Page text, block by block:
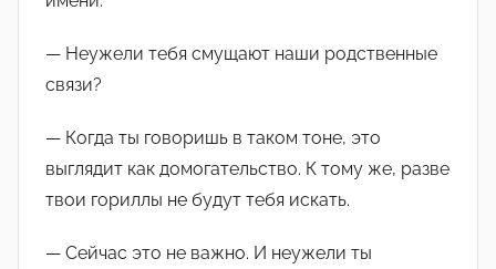
— Неужели тебя смущают наши родственные
связи?
— Когда ты говоришь в таком тоне, это
выглядит как домогательство. К тому же, разве
твои гориллы не будут тебя искать.
— Сейчас это не важно. И неужели ты